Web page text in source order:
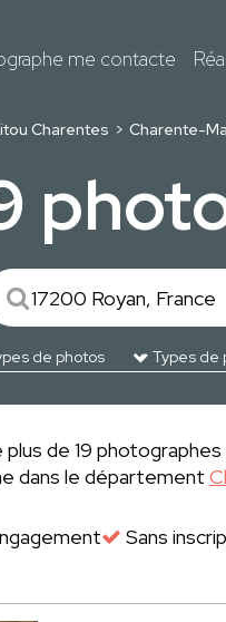
me contacte
Charentes Charente-
de 19
dans le département
Sans